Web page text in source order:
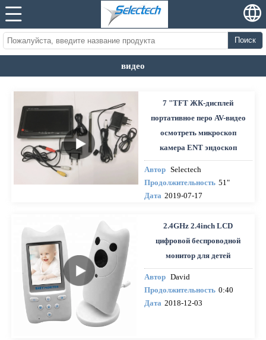
Поиск
видео
7 "TFT ЖК-дисплей
портативное перо AV-видео
осмотреть микроскоп
камера ENT эндоскоп
Автор Selectech
Продолжительность 51"
Дата 2019-07-17
2.4GHz 2.4inch LCD
цифровой беспроводной
монитор для детей
Автор David
Продолжительность 0:40
Дата 2018-12-03